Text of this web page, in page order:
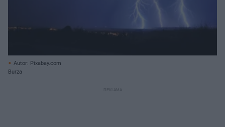
Autor: Pixabay.com
Burza